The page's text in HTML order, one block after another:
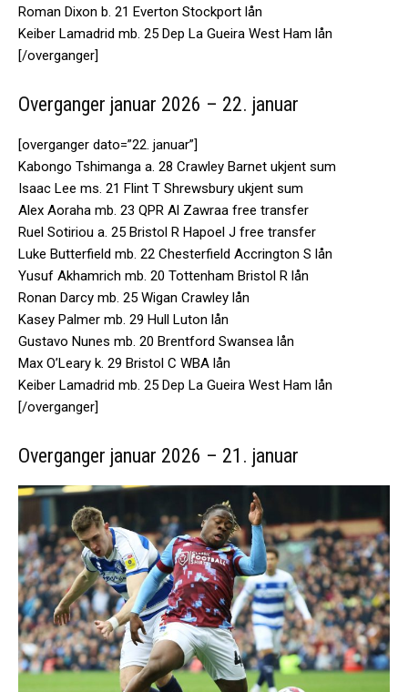
Roman Dixon b. 21 Everton Stockport lån
Keiber Lamadrid mb. 25 Dep La Gueira West Ham lån
[/overganger]
Overganger januar 2026 – 22. januar
[overganger dato=”22. januar”]
Kabongo Tshimanga a. 28 Crawley Barnet ukjent sum
Isaac Lee ms. 21 Flint T Shrewsbury ukjent sum
Alex Aoraha mb. 23 QPR Al Zawraa free transfer
Ruel Sotiriou a. 25 Bristol R Hapoel J free transfer
Luke Butterfield mb. 22 Chesterfield Accrington S lån
Yusuf Akhamrich mb. 20 Tottenham Bristol R lån
Ronan Darcy mb. 25 Wigan Crawley lån
Kasey Palmer mb. 29 Hull Luton lån
Gustavo Nunes mb. 20 Brentford Swansea lån
Max O’Leary k. 29 Bristol C WBA lån
Keiber Lamadrid mb. 25 Dep La Gueira West Ham lån
[/overganger]
Overganger januar 2026 – 21. januar